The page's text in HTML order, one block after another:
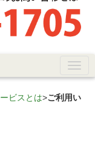
ビスとは>ご利用い